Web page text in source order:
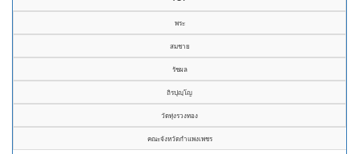
พระ
สมชาย
รัชผล
ถิรปุญฺโญ
วัดทุ่งรวงทอง
คณะจังหวัดกำแพงเพชร